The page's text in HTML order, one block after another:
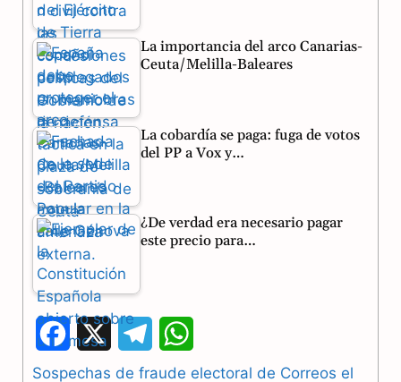
La importancia del arco Canarias-
Ceuta/Melilla-Baleares
La cobardía se paga: fuga de votos
del PP a Vox y…
¿De verdad era necesario pagar
este precio para…
F
a
e
h
Sospechas de fraude electoral de Correos el